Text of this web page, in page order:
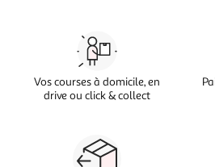
Vos courses à domicile, en
drive ou click & collect